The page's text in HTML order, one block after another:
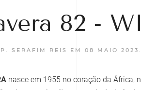
82 -
SERAFIM REIS EM 08 MAIO 2023
nasce em 1955 no coração da África,